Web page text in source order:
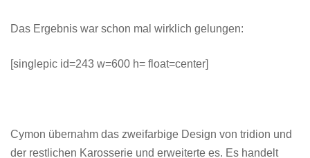
Das Ergebnis war schon mal wirklich gelungen:
[singlepic id=243 w=600 h= float=center]
Cymon übernahm das zweifarbige Design von tridion und
der restlichen Karosserie und erweiterte es. Es handelt